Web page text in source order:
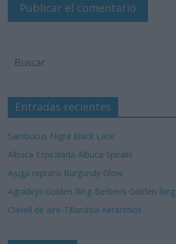
Entradas recientes
Sambucus Nigra Black Lace
Albuca Espiralada-Albuca Spiralis
Ajuga reptans Burgundy Glow
Agradejo Golden Ring-Berberis Golden Ring
Clavell de aire-Tillandsia Aeranthos